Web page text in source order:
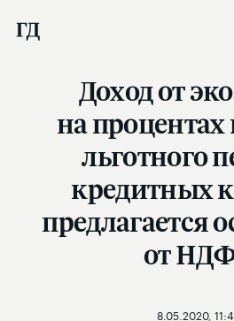
Доход от
на процентах
льготного
кредитных
предлагается
от
8.05.2020,